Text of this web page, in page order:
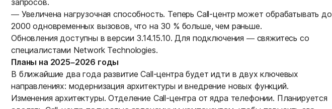
запросов.
— Увеличена нагрузочная способность. Теперь Call-центр может обрабатывать до
2000 одновременных вызовов, что на 30 % больше, чем раньше.
Обновления доступны в версии 3.14.15.10. Для подключения — свяжитесь со
специалистами Network Technologies.
Планы на 2025–2026 годы
В ближайшие два года развитие Call-центра будет идти в двух ключевых
направлениях: модернизация архитектуры и внедрение новых функций.
Изменения архитектуры. Отделение Call-центра от ядра телефонии. Планируется